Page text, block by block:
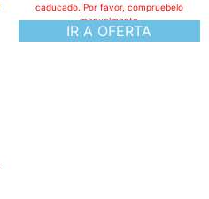
IR A OFERTA
caducado. Por favor, compruebelo
manualmente